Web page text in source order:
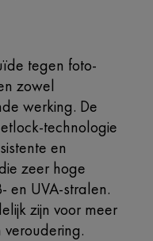
tegen foto-
zowel
werking. De
technologie
en
zeer hoge
en UVA-stralen.
zijn voor meer